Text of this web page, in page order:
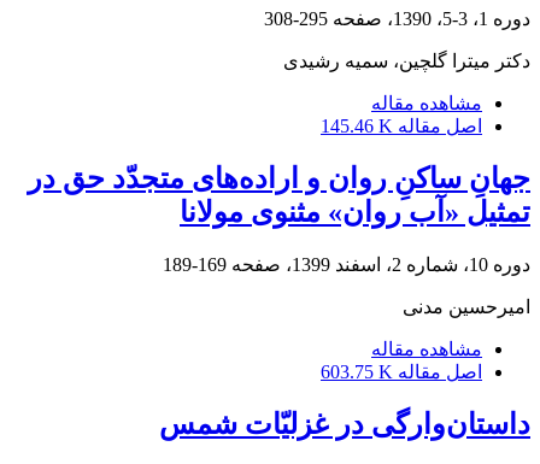
دوره 1، 3-5، 1390، صفحه 295-308
دکتر میترا گلچین، سمیه رشیدی
مشاهده مقاله
اصل مقاله 145.46 K
جهانِ ساکنِ روان و اراده‌های متجدّد حق در
تمثیل «آب روان» مثنوی مولانا
دوره 10، شماره 2، اسفند 1399، صفحه 169-189
امیرحسین مدنی
مشاهده مقاله
اصل مقاله 603.75 K
داستان‌‌‌وارگی در غزلیّات شمس